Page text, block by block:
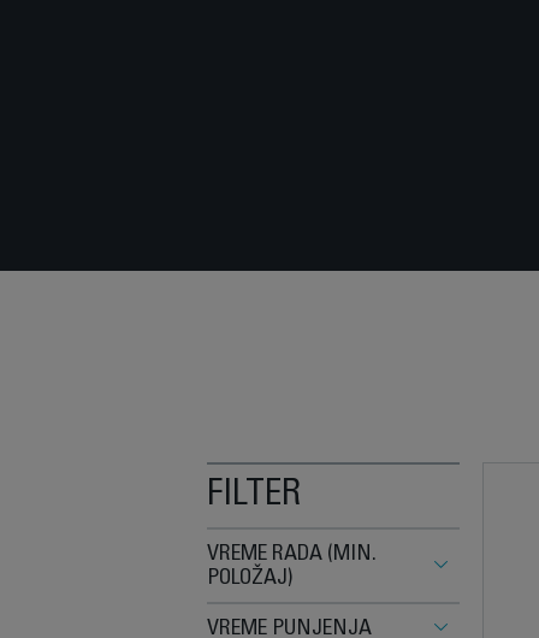
FILTER
VREME RADA (MIN.
POLOŽAJ)
120 (1)
VREME PUNJENJA